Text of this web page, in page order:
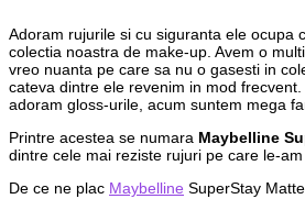
Adoram rujurile si cu siguranta ele ocupa
colectia noastra de make-up. Avem o
vreo nuanta pe care sa nu o gasesti in
cateva dintre ele revenim in mod
adoram gloss-urile, acum suntem mega
Printre acestea se numara Maybelline
dintre cele mai reziste rujuri pe care le-
De ce ne plac Maybelline SuperStay